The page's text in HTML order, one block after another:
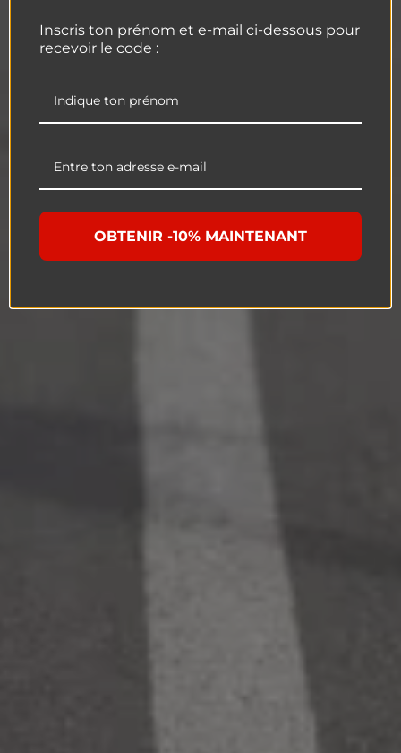
Inscris ton prénom et e-mail ci-dessous pour
recevoir le code :
OBTENIR -10% MAINTENANT